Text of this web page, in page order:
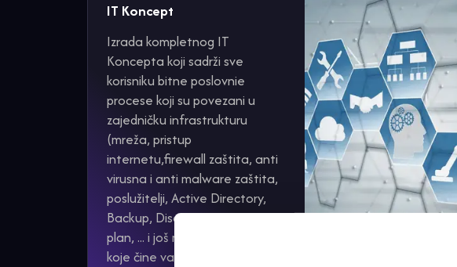
IT Koncept
Izrada kompletnog IT
Koncepta koji sadrži sve
korisniku bitne poslovnie
procese koji su povezani u
zajedničku infrastrukturu
(mreža, pristup
internetu,firewall zaštita, anti
virusna i anti malware zaštita,
poslužitelji, Active Directory,
Backup, Disaster recovery
plan, ... i još mnoge druge stvari
koje čine vaš posao sigurnim.